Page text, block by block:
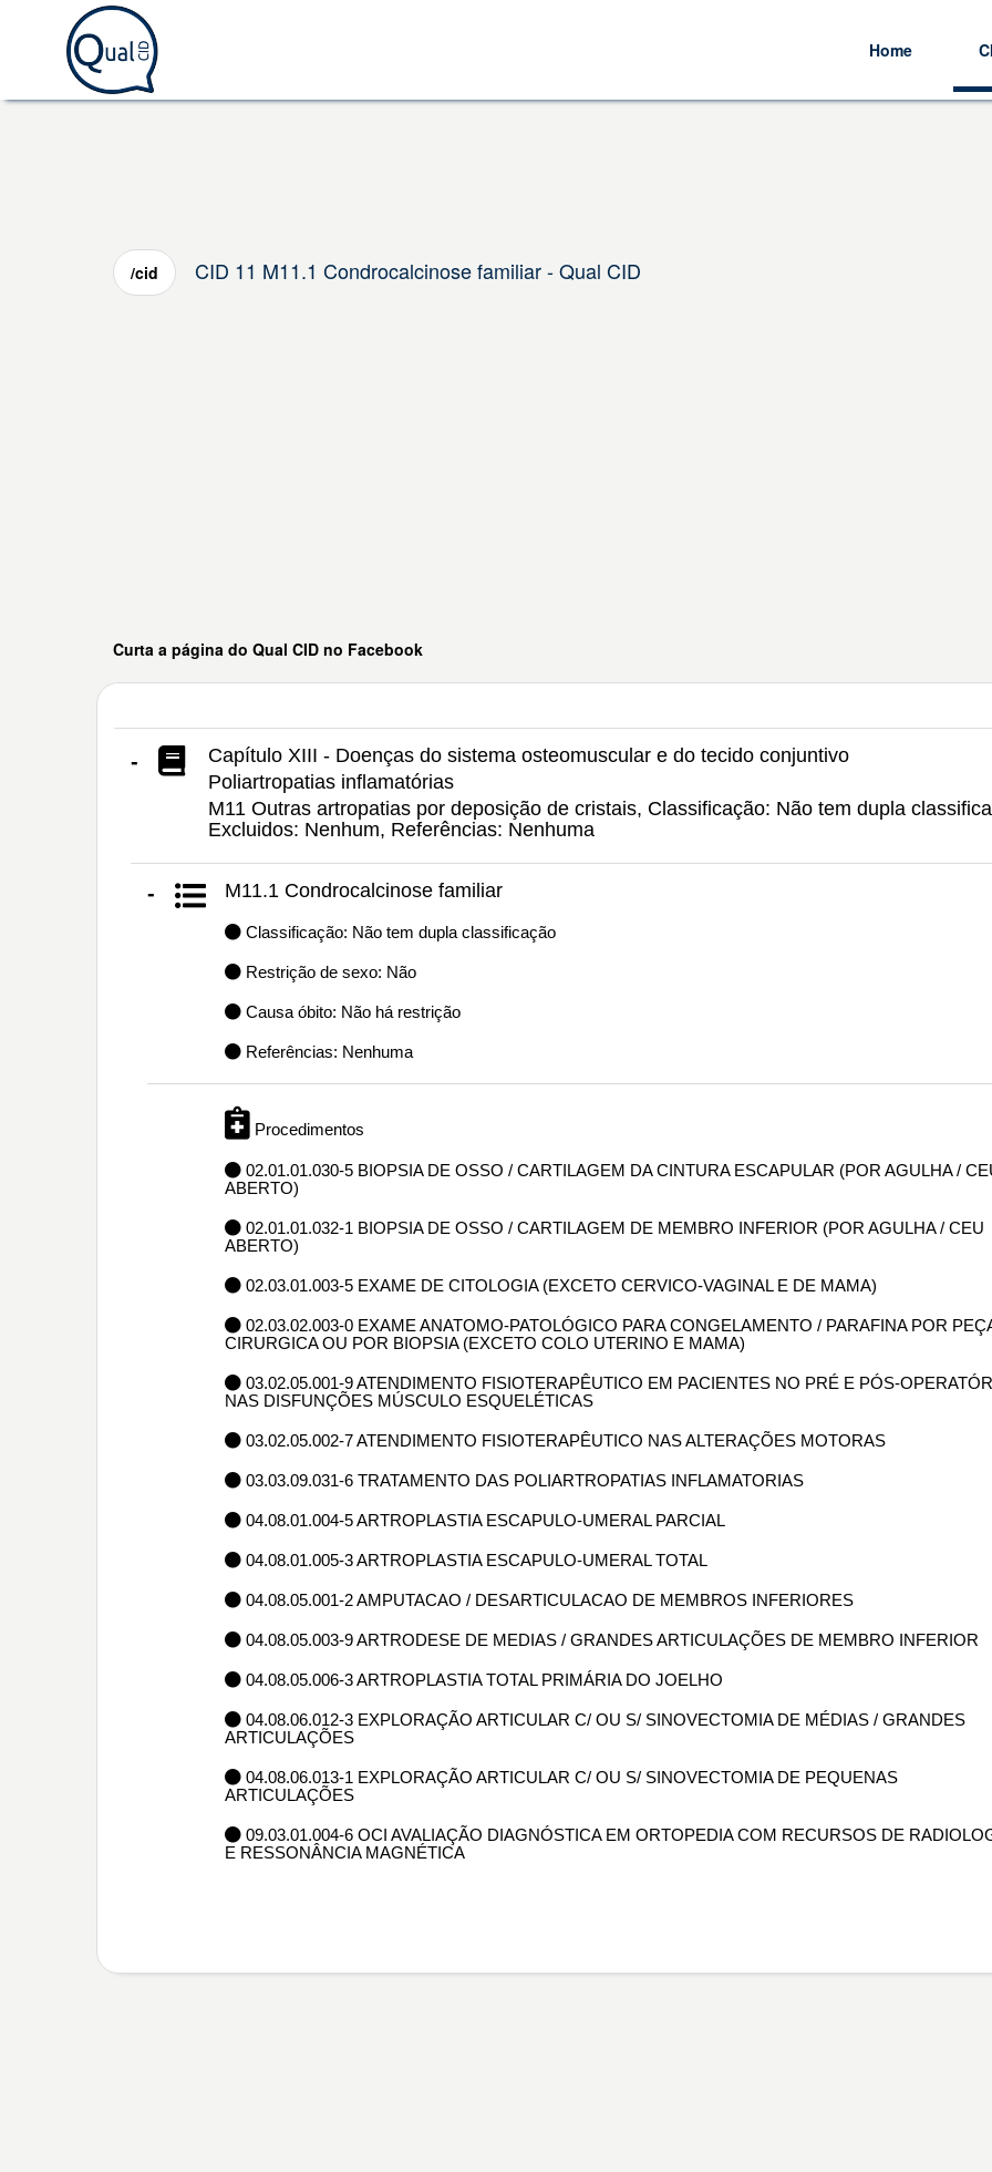
Home
/cid CID 11 M11.1 Condrocalcinose familiar - Qual CID
Curta a página do Qual CID no Facebook
-
Capítulo XIII - Doenças do sistema osteomuscular e do tecido conjuntivo
Poliartropatias inflamatórias
M11 Outras artropatias por deposição de cristais, Classificação: Não tem dupla
Excluidos: Nenhum, Referências: Nenhuma
- M11.1 Condrocalcinose familiar
Classificação: Não tem dupla classificação
Restrição de sexo: Não
Causa óbito: Não há restrição
Referências: Nenhuma
Procedimentos
02.01.01.030-5 BIOPSIA DE OSSO / CARTILAGEM DA CINTURA ESCAPULAR (POR AGULHA /
ABERTO)
02.01.01.032-1 BIOPSIA DE OSSO / CARTILAGEM DE MEMBRO INFERIOR (POR AGULHA / CEU
ABERTO)
02.03.01.003-5 EXAME DE CITOLOGIA (EXCETO CERVICO-VAGINAL E DE MAMA)
02.03.02.003-0 EXAME ANATOMO-PATOLÓGICO PARA CONGELAMENTO / PARAFINA POR
CIRURGICA OU POR BIOPSIA (EXCETO COLO UTERINO E MAMA)
03.02.05.001-9 ATENDIMENTO FISIOTERAPÊUTICO EM PACIENTES NO PRÉ E PÓS-
NAS DISFUNÇÕES MÚSCULO ESQUELÉTICAS
03.02.05.002-7 ATENDIMENTO FISIOTERAPÊUTICO NAS ALTERAÇÕES MOTORAS
03.03.09.031-6 TRATAMENTO DAS POLIARTROPATIAS INFLAMATORIAS
04.08.01.004-5 ARTROPLASTIA ESCAPULO-UMERAL PARCIAL
04.08.01.005-3 ARTROPLASTIA ESCAPULO-UMERAL TOTAL
04.08.05.001-2 AMPUTACAO / DESARTICULACAO DE MEMBROS INFERIORES
04.08.05.003-9 ARTRODESE DE MEDIAS / GRANDES ARTICULAÇÕES DE MEMBRO INFERIOR
04.08.05.006-3 ARTROPLASTIA TOTAL PRIMÁRIA DO JOELHO
04.08.06.012-3 EXPLORAÇÃO ARTICULAR C/ OU S/ SINOVECTOMIA DE MÉDIAS / GRANDES
ARTICULAÇÕES
04.08.06.013-1 EXPLORAÇÃO ARTICULAR C/ OU S/ SINOVECTOMIA DE PEQUENAS
ARTICULAÇÕES
09.03.01.004-6 OCI AVALIAÇÃO DIAGNÓSTICA EM ORTOPEDIA COM RECURSOS DE
E RESSONÂNCIA MAGNÉTICA